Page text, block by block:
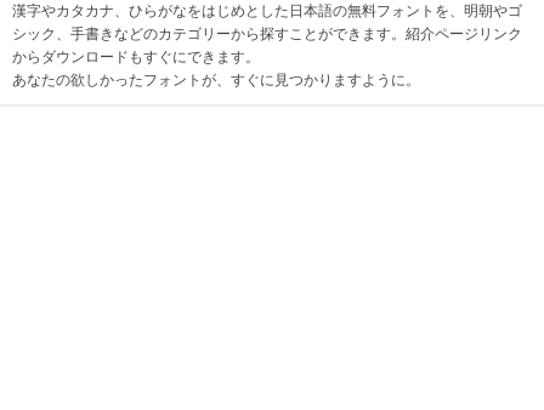
漢字やカタカナ、ひらがなをはじめとした日本語の無料フォントを、明朝やゴ
シック、手書きなどのカテゴリーから探すことができます。紹介ページリンク
からダウンロードもすぐにできます。
あなたの欲しかったフォントが、すぐに見つかりますように。